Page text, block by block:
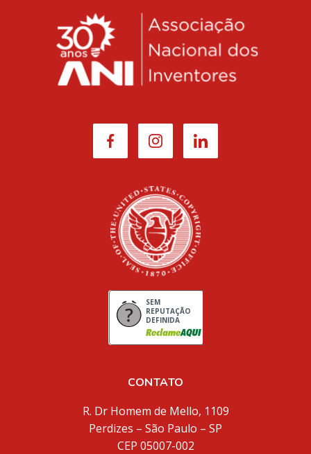
SEM
REPUTAÇÃO
DEFINIDA
CONTATO
R. Dr Homem de Mello, 1109
Perdizes – São Paulo – SP
CEP 05007-002